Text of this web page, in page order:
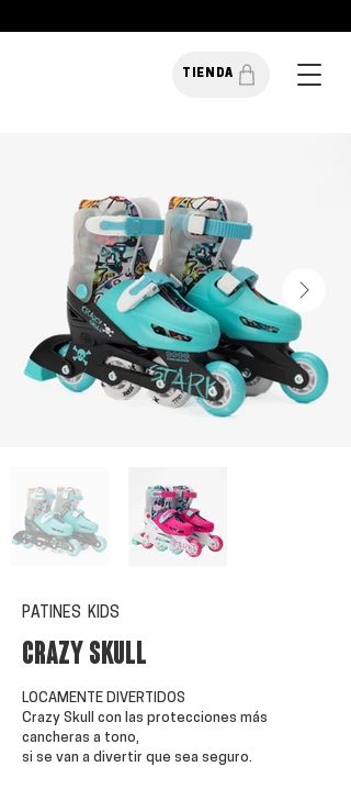
TIENDA
PATINES KIDS
CRAZY SKULL
LOCAMENTE DIVERTIDOS
Crazy Skull con las protecciones más
cancheras a tono,
si se van a divertir que sea seguro.